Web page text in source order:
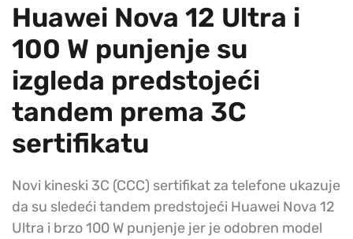
Huawei Nova 12 Ultra i
100 W punjenje su
izgleda predstojeći
tandem prema 3C
sertifikatu
Novi kineski 3C (CCC) sertifikat za telefone ukazuje
da su sledeći tandem predstojeći Huawei Nova 12
Ultra i brzo 100 W punjenje jer je odobren model